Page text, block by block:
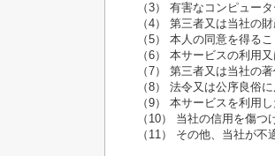
（3） 有害なコンピュー
（4） 第三者又は当社の
（5） 本人の同意を得る
（6） 本サービスの利用
（7） 第三者又は当社の
（8） 法令又は公序良俗
（9） 本サービスを利用
（10） 当社の信用を傷
（11） その他、当社が不